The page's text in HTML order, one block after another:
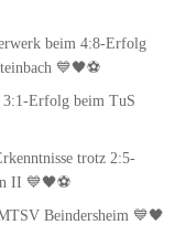
beim 4:8-Erfolg
💙🖤⚽
3:1-Erfolg beim TuS
trotz 2:5-
II 💙🖤⚽
Beindersheim 💙🖤